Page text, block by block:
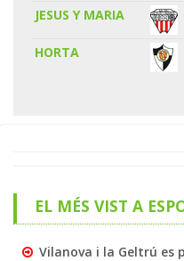
JESUS Y MARIA
HORTA
EL MÉS VIST A
Vilanova i la Geltrú es